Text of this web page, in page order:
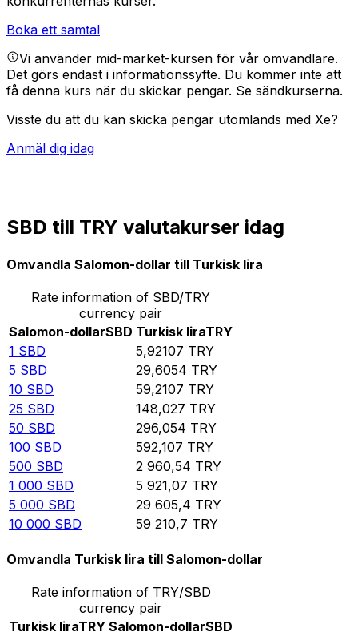
Boka ett samtal
Vi använder mid-market-kursen för vår omvandlare.
Det görs endast i informationssyfte. Du kommer inte att
få denna kurs när du skickar pengar. Se sändkurserna.
Visste du att du kan skicka pengar utomlands med Xe?
Anmäl dig idag
SBD till TRY valutakurser idag
Omvandla Salomon-dollar till Turkisk lira
Rate information of SBD/TRY
currency pair
Salomon-dollarSBD Turkisk liraTRY
1 SBD 5,92107 TRY
5 SBD 29,6054 TRY
10 SBD 59,2107 TRY
25 SBD 148,027 TRY
50 SBD 296,054 TRY
100 SBD 592,107 TRY
500 SBD 2 960,54 TRY
1 000 SBD 5 921,07 TRY
5 000 SBD 29 605,4 TRY
10 000 SBD 59 210,7 TRY
Omvandla Turkisk lira till Salomon-dollar
Rate information of TRY/SBD
currency pair
Turkisk liraTRY Salomon-dollarSBD